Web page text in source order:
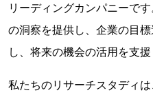
リーディングカンパニーで
の洞察を提供し、企業の目
し、将来の機会の活用を支援
私たちのリサーチスタディ